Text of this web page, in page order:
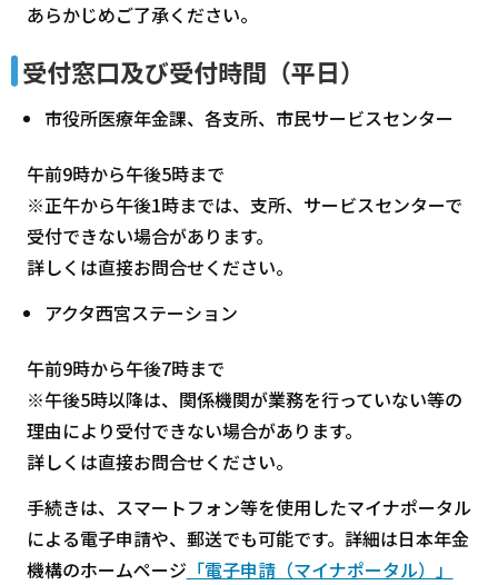
あらかじめご了承ください。
受付窓口及び受付時間（平日）
市役所医療年金課、各支所、市民サービスセンター
午前9時から午後5時まで
※正午から午後1時までは、支所、サービスセンターで
受付できない場合があります。
詳しくは直接お問合せください。
アクタ西宮ステーション
午前9時から午後7時まで
※午後5時以降は、関係機関が業務を行っていない等の
理由により受付できない場合があります。
詳しくは直接お問合せください。
手続きは、スマートフォン等を使用したマイナポータル
による電子申請や、郵送でも可能です。詳細は日本年金
機構のホームページ 「電子申請（マイナポータル）」